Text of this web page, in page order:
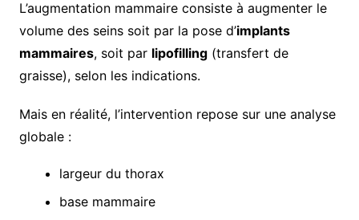
L’augmentation mammaire consiste à augmenter le
volume des seins soit par la pose d’implants
mammaires, soit par lipofilling(transfert de
graisse), selon les indications.
Mais en réalité, l’intervention repose sur une analyse
globale :
largeur du thorax
base mammaire